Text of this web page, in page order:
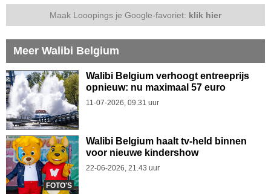
Maak Looopings je Google-favoriet: klik hier
Meer Walibi Belgium
Walibi Belgium verhoogt entreeprijs
opnieuw: nu maximaal 57 euro
11-07-2026, 09.31 uur
FOTO'S
Walibi Belgium haalt tv-held binnen
voor nieuwe kindershow
22-06-2026, 21.43 uur